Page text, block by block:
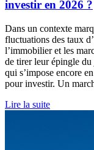
investir en 2026 ?
Dans un contexte
fluctuations des taux
l’immobilier et les
de tirer leur épingle du
qui s’impose encore
pour investir. Un
Lire la suite